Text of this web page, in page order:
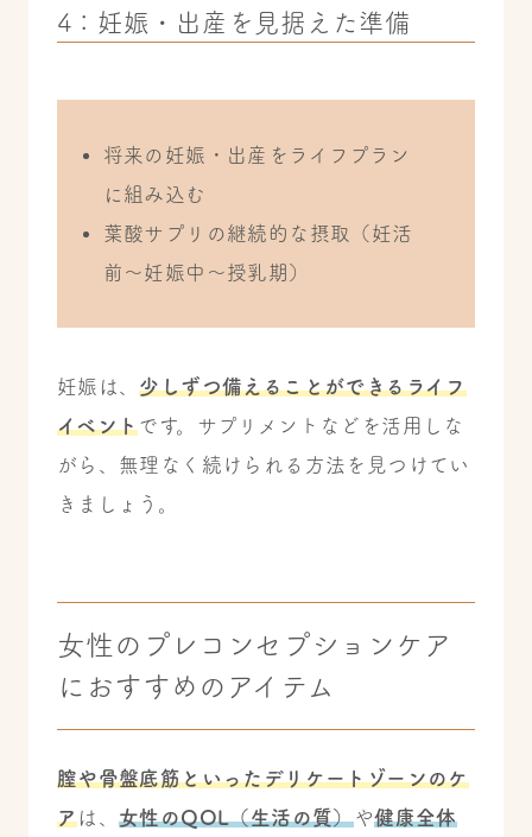
4：妊娠・出産を見据えた準備
将来の妊娠・出産をライフプラン
に組み込む
葉酸サプリの継続的な摂取（妊活
前～妊娠中～授乳期）
妊娠は、少しずつ備えることができるライフ
イベントです。サプリメントなどを活用しな
がら、無理なく続けられる方法を見つけてい
きましょう。
女性のプレコンセプションケア
におすすめのアイテム
膣や骨盤底筋といったデリケートゾーンのケ
アは、 女性のQOL（生活の質）や健康全体